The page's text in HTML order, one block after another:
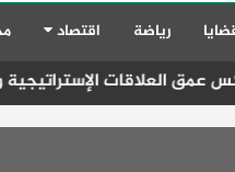
رياضة اقتصاد
الإستراتيجية وتطابق